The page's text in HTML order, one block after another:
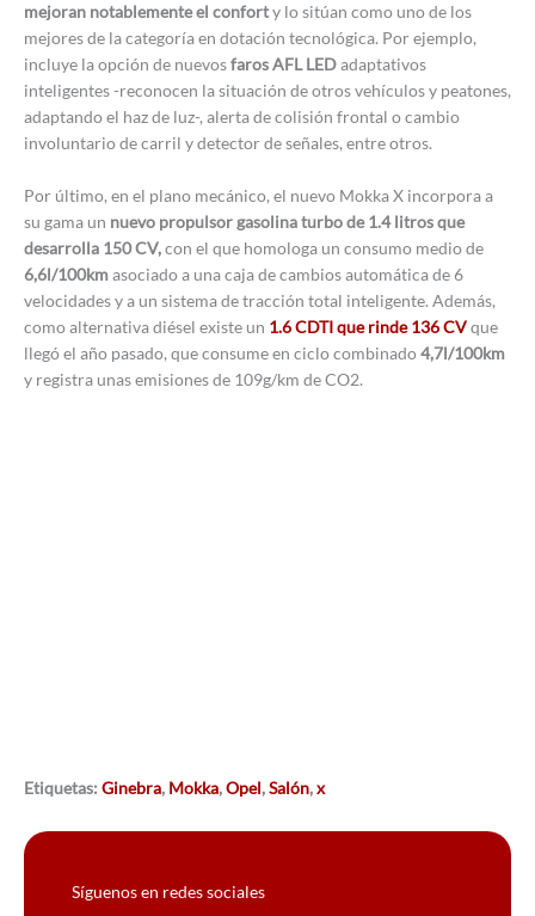
mejoran notablemente el conforty lo sitúan como uno de los
mejores de la categoría en dotación tecnológica. Por ejemplo,
incluye la opción de nuevosfaros AFL LEDadaptativos
inteligentes -reconocen la situación de otros vehículos y peatones,
adaptando el haz de luz-, alerta de colisión frontal o cambio
involuntario de carril y detector de señales, entre otros.
Por último, en el plano mecánico, el nuevo Mokka X incorpora a
su gama un nuevo propulsor gasolina turbo de 1.4 litros que
desarrolla 150 CV,con el que homologa un consumo medio de
6,6l/100kmasociado a una caja de cambios automática de 6
velocidades y a un sistema de tracción total inteligente. Además,
como alternativa diésel existe un 1.6 CDTI que rinde 136 CVque
llegó el año pasado, que consume en ciclo combinado4,7l/100km
y registra unas emisiones de 109g/km de CO2.
Etiquetas: Ginebra, Mokka,Opel,Salón,x
Síguenos en redes sociales